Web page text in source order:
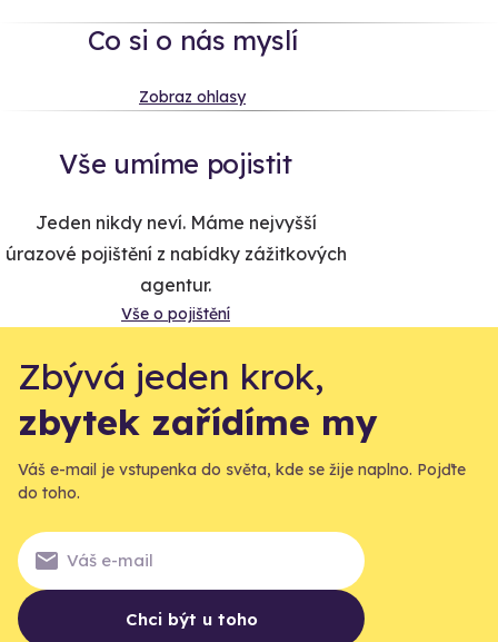
Co si o nás myslí
Zobraz ohlasy
Vše umíme pojistit
Jeden nikdy neví. Máme nejvyšší
úrazové pojištění z nabídky zážitkových
agentur.
Vše o pojištění
Zbývá jeden krok,
zbytek zařídíme my
Váš e-mail je vstupenka do světa, kde se žije naplno. Pojďte
do toho.
Chci být u toho